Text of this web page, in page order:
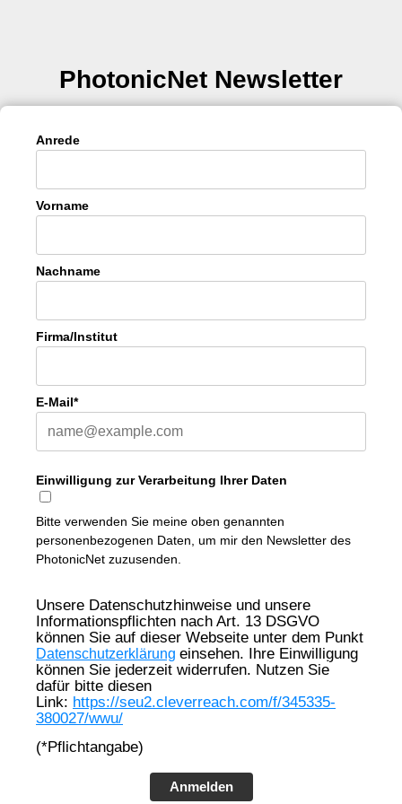
PhotonicNet Newsletter
Anrede
Vorname
Nachname
Firma/Institut
E-Mail*
Einwilligung zur Verarbeitung Ihrer Daten
Bitte verwenden Sie meine oben genannten
personenbezogenen Daten, um mir den Newsletter des
PhotonicNet zuzusenden.
Unsere Datenschutzhinweise und unsere
Informationspflichten nach Art. 13 DSGVO
können Sie auf dieser Webseite unter dem Punkt
Datenschutzerklärung einsehen. Ihre Einwilligung
können Sie jederzeit widerrufen. Nutzen Sie
dafür bitte diesen
Link: https://seu2.cleverreach.com/f/345335-
380027/wwu/
(*Pflichtangabe)
Anmelden